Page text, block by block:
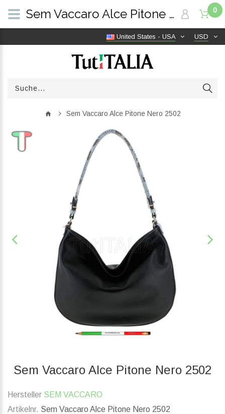
USD
United States - USA
0
Sem Vaccaro Alce Pitone Nero 2502
Sem Vaccaro Alce Pitone Nero 2502
Hersteller SEM VACCARO
Artikelnr. Sem Vaccaro Alce Pitone Nero 2502
Sem Vaccaro Alce Pitone Nero 2502 | TutITALIA